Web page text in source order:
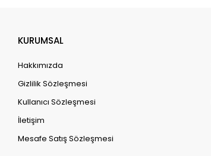
KURUMSAL
Hakkımızda
Gizlilik Sözleşmesi
Kullanıcı Sözleşmesi
İletişim
Mesafe Satış Sözleşmesi